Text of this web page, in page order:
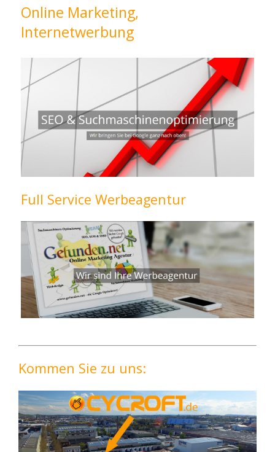
Online Marketing,
Internetwerbung
Full Service Werbeagentur
Kommen Sie zu uns: